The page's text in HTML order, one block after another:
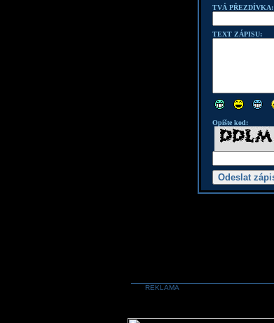
TVÁ PŘEZDÍVKA:
TEXT ZÁPISU:
Opište kod:
REKLAMA